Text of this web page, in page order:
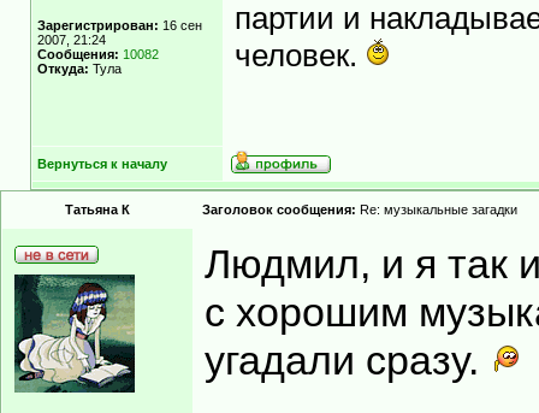
Зарегистрирован: 16 сен
2007, 21:24
Сообщения: 10082
Откуда: Тула
партии и
человек.
Вернуться к началу
Татьяна К Заголовок сообщения: Re: музыкальные загадки
Людмил, и я так
с хорошим
угадали сразу.